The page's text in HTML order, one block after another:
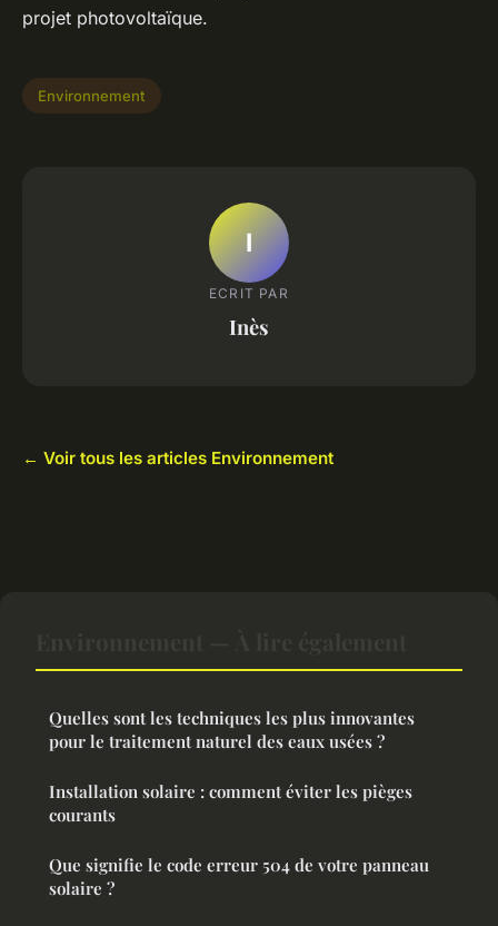
projet photovoltaïque.
Environnement
I
ECRIT PAR
Inès
← Voir tous les articles Environnement
Quelles sont les techniques les plus innovantes
pour le traitement naturel des eaux usées ?
Installation solaire : comment éviter les pièges
courants
Que signifie le code erreur 504 de votre panneau
solaire ?